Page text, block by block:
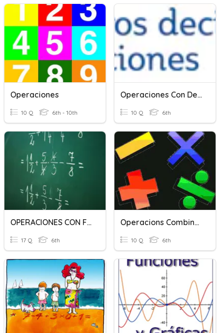
Operaciones
10 Q 6th - 10th
Operaciones Con Decimales
10 Q 6th
OPERACIONES CON FRACCIONES 6º
17 Q 6th
Operacions Combinades 2
10 Q 6th